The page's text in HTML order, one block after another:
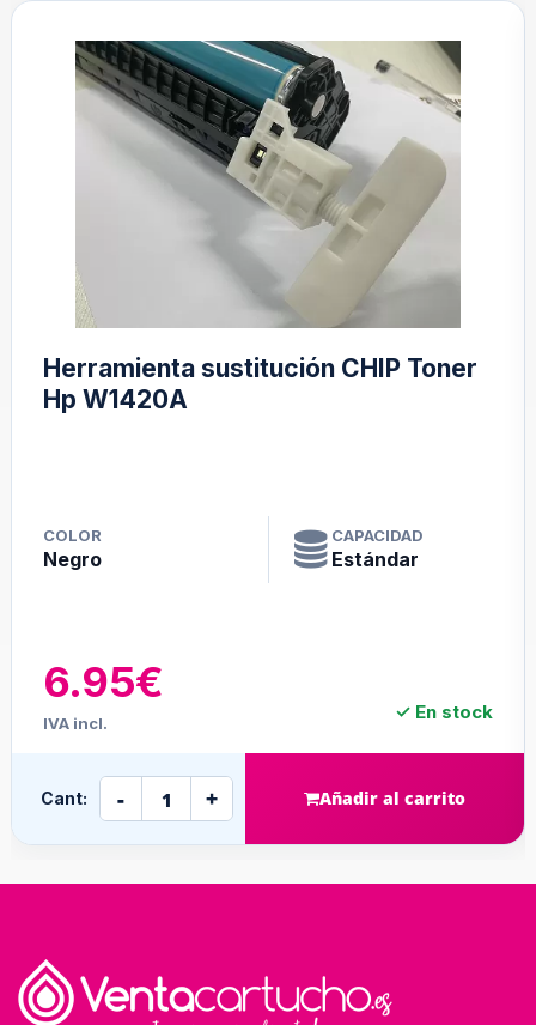
Herramienta sustitución CHIP Toner
Hp W1420A
COLOR
Negro
CAPACIDAD
Estándar
6.95€
IVA incl. ✓ En stock
Cant: - + Añadir al carrito